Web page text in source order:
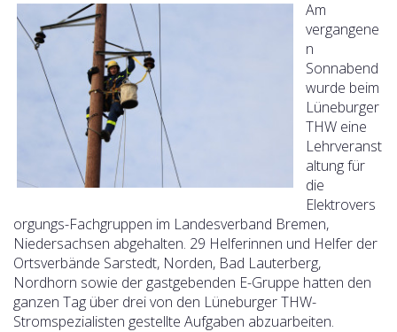
Am
vergangene
n
Sonnabend
wurde beim
Lüneburger
THW eine
Lehrveranst
altung für
die
Elektrovers
orgungs-Fachgruppen im Landesverband Bremen,
Niedersachsen abgehalten. 29 Helferinnen und Helfer der
Ortsverbände Sarstedt, Norden, Bad Lauterberg,
Nordhorn sowie der gastgebenden E-Gruppe hatten den
ganzen Tag über drei von den Lüneburger THW-
Stromspezialisten gestellte Aufgaben abzuarbeiten.